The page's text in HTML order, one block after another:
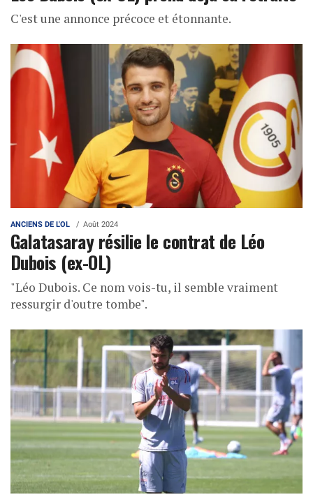
C'est une annonce précoce et étonnante.
ANCIENS DE L'OL Août 2024
Galatasaray résilie le contrat de Léo
Dubois (ex-OL)
"Léo Dubois. Ce nom vois-tu, il semble vraiment
ressurgir d'outre tombe".